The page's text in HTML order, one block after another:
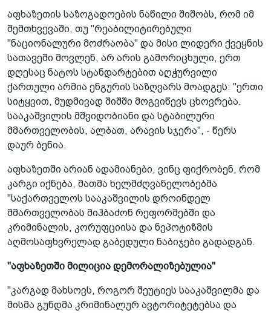
აფხაზეთის საზოგადოების ნაწილი შიშობს, რომ იმ
შემთხვევაში, თუ "რეაბილიტირებული
"ნაციონალური მოძრაობა" და მისი ლიდერი ქვეყნის
სათავეში მოვლენ, არ არის გამორიცხული, ერთ
დღესაც ნატოს სტანდარტებით აღჭურვილი
ქართული არმია ენგურის საზღვარს მოადგეს: "ერთი
სიტყვით, მუდმივად შიშში მოგვიწევს ცხოვრება.
სააკაშვილის მშვიდობიანი და სტაბილური
მმართველობის, ალბათ, არავის სჯერა", - წერს
დაურ ბენია.
აფხაზეთში არიან ადამიანები, ვინც ფიქრობენ, რომ
კარგი იქნება, მათმა ხელმძღვანელობებმა
"საქართველოს სააკაშვილის დროინდელ
მმართველობას მიჰბაძონ რეფორმებში და
კრიმინალის, კორუფციისა და ნეპოტიზმის
აღმოსაფხვრელად გაბედული ნაბიჯები გადადგან.
"აფხაზეთში მილიცია დემორალიზებულია"
"კარგად მახსოვს, როგორ შეუტიეს სააკაშვილმა და
მისმა გუნდმა კრიმინალურ ავტორიტეტებსა და